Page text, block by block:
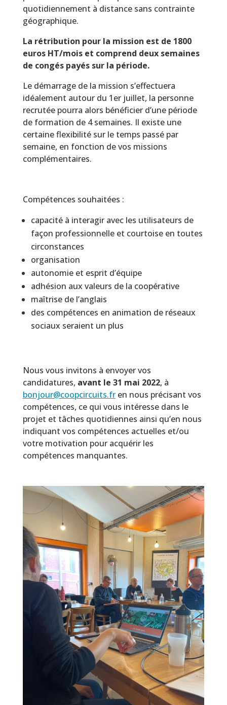
quotidiennement à distance sans contrainte
géographique.
La rétribution pour la mission est de 1800
euros HT/mois et comprend deux semaines
de congés payés sur la période.
Le démarrage de la mission s’effectuera
idéalement autour du 1er juillet, la personne
recrutée pourra alors bénéficier d’une période
de formation de 4 semaines. Il existe une
certaine flexibilité sur le temps passé par
semaine, en fonction de vos missions
complémentaires.
Compétences souhaitées :
capacité à interagir avec les utilisateurs de
façon professionnelle et courtoise en toutes
circonstances
organisation
autonomie et esprit d’équipe
adhésion aux valeurs de la coopérative
maîtrise de l’anglais
des compétences en animation de réseaux
sociaux seraient un plus
Nous vous invitons à envoyer vos
candidatures, avant le 31 mai 2022, à
bonjour@coopcircuits.fren nous précisant vos
compétences, ce qui vous intéresse dans le
projet et tâches quotidiennes ainsi qu’en nous
indiquant vos compétences actuelles et/ou
votre motivation pour acquérir les
compétences manquantes.